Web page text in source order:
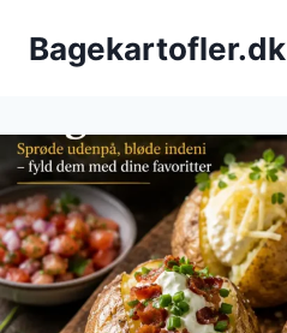
Bagekartofler.dk